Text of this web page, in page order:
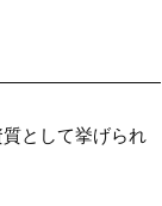
として挙げられ